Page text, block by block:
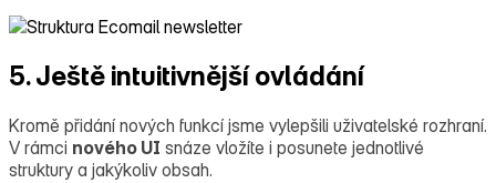
5. Ještě intuitivnější ovládání
Kromě přidání nových funkcí jsme vylepšili uživatelské rozhraní.
V rámci nového UI snáze vložíte i posunete jednotlivé
struktury a jakýkoliv obsah.